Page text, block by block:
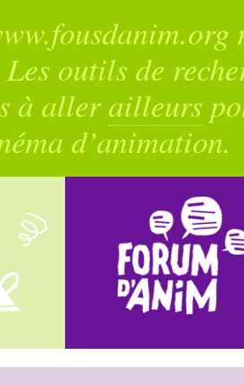
outils de
à allerailleurs
d’animation.